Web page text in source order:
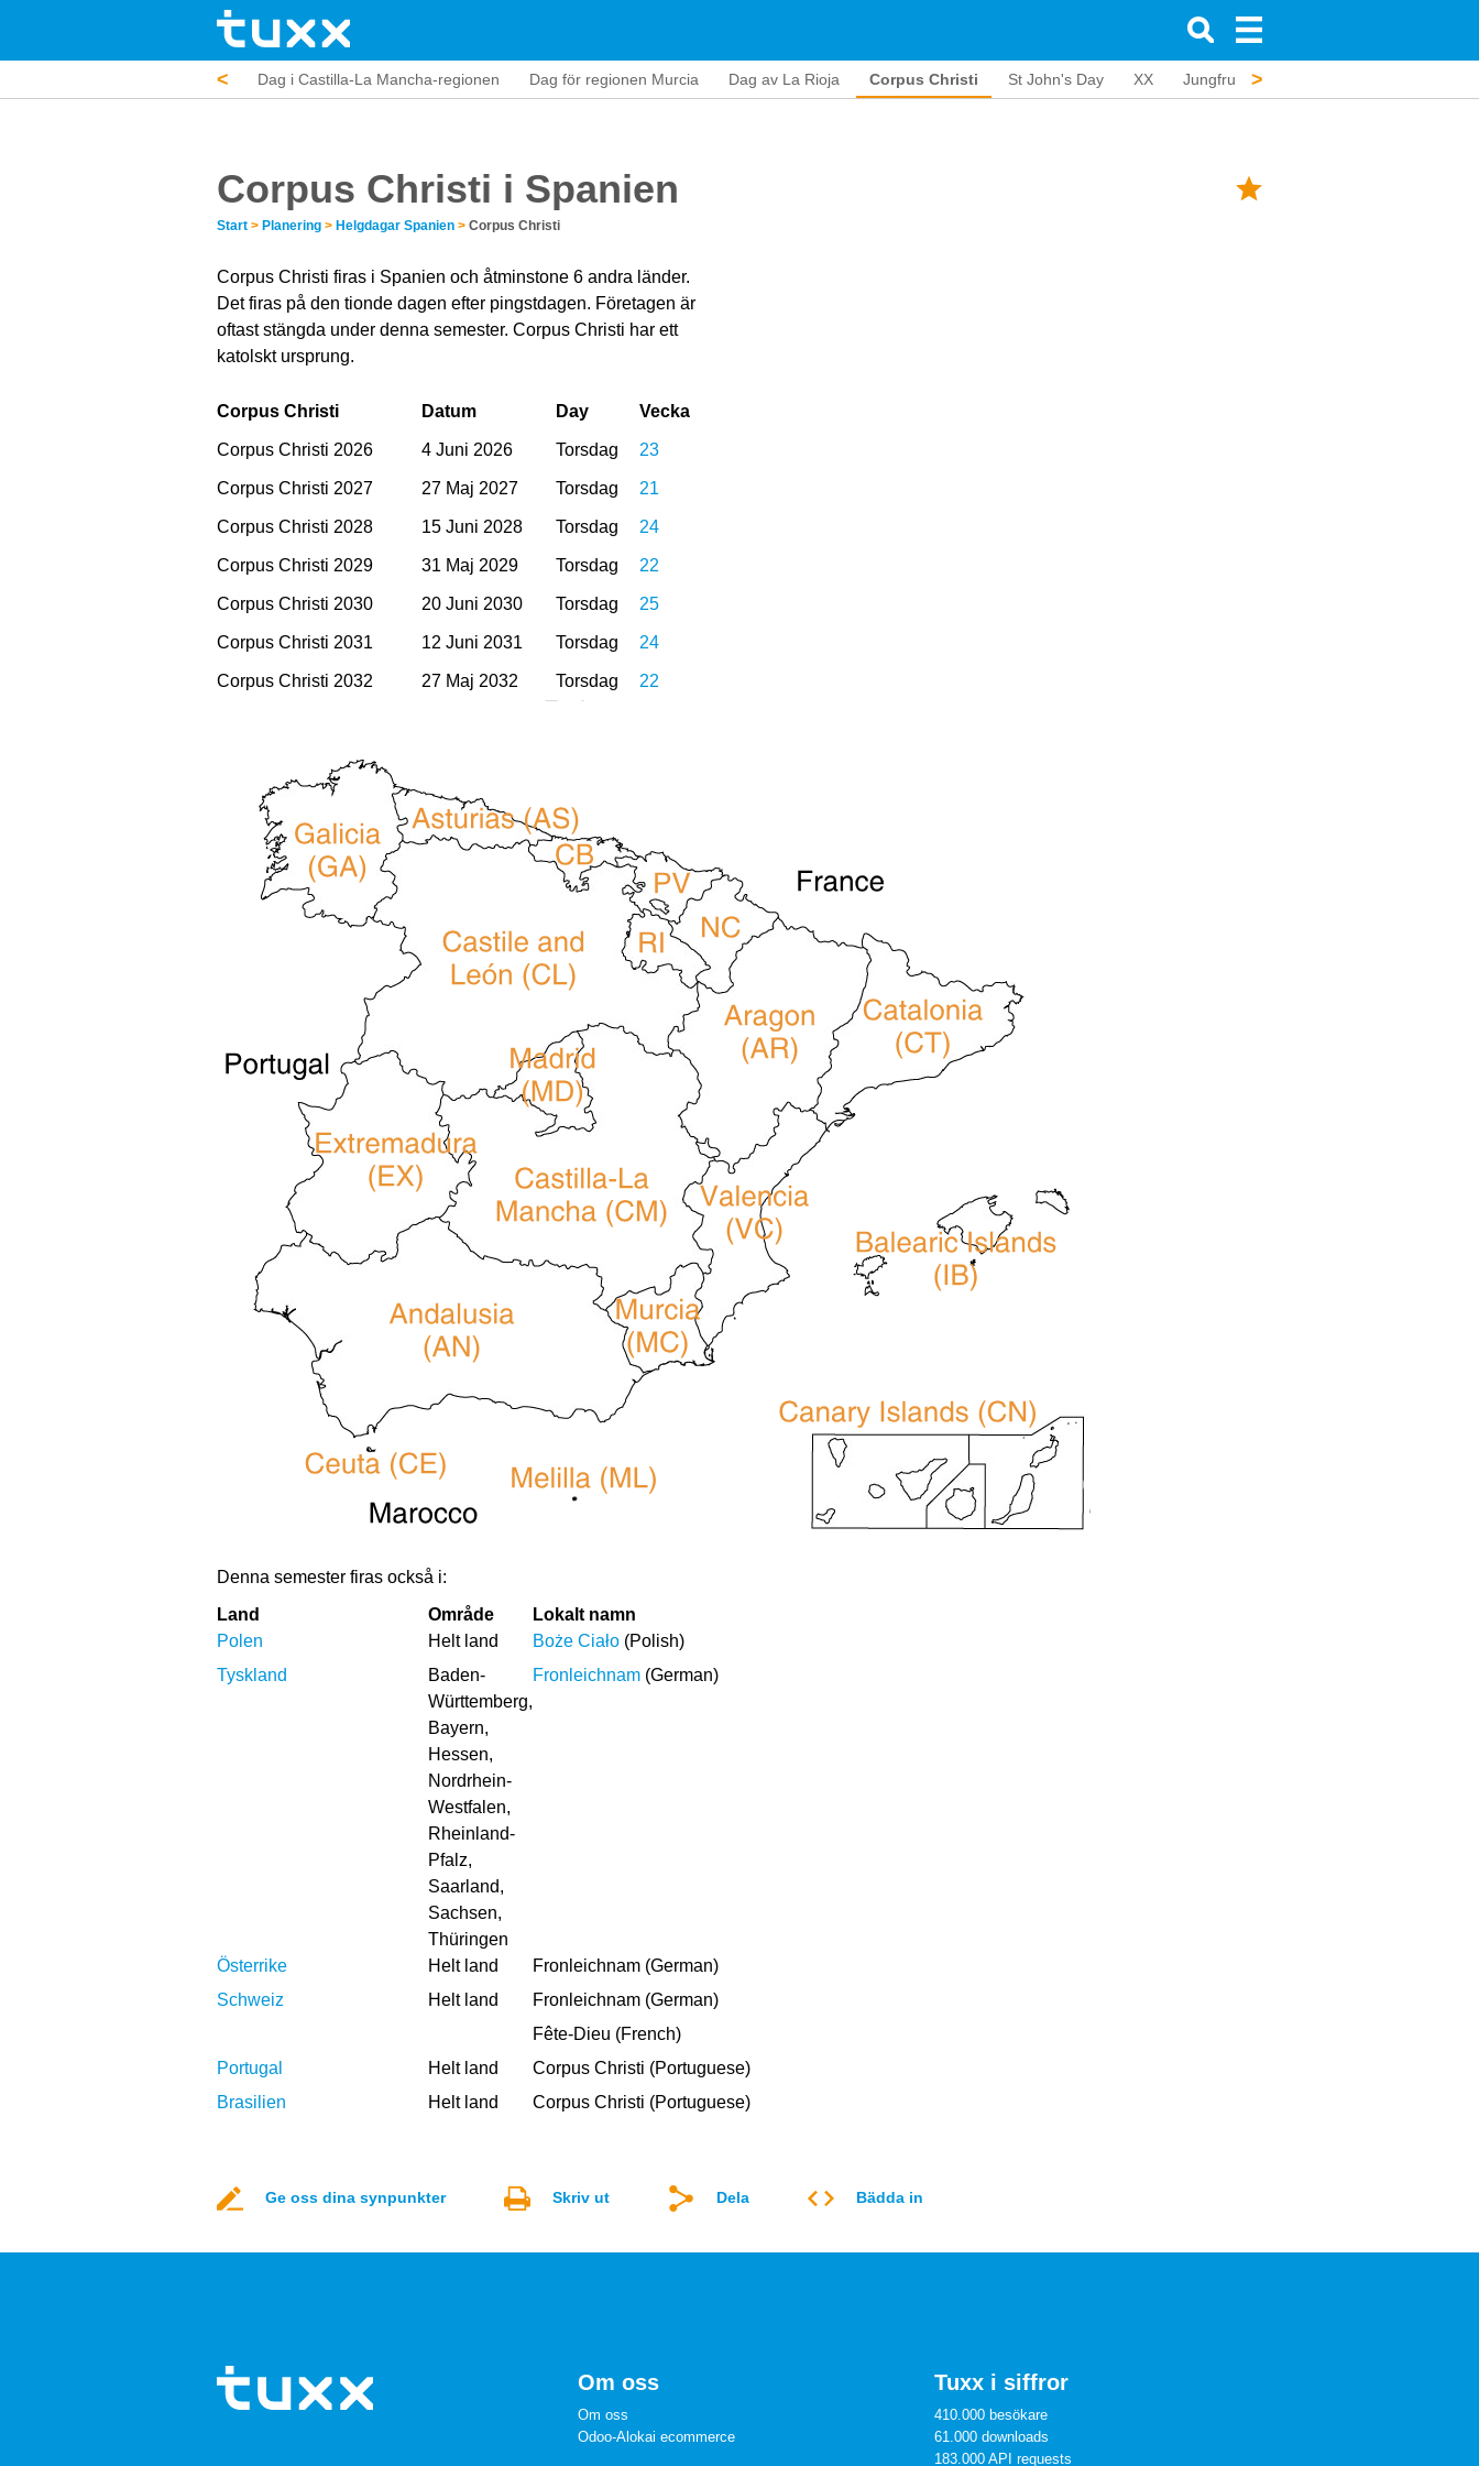
<
Kanarieöarna Dag Dag i Castilla-La Mancha-regionen Dag för regionen Murcia Dag av La Rioja Corpus Christi St John's Day XX Jungfru Marie himmelsfärd
>
Corpus Christi i Spanien
Start > Planering > Helgdagar Spanien > Corpus Christi
Corpus Christi firas i Spanien och åtminstone 6 andra länder.
Det firas på den tionde dagen efter pingstdagen. Företagen är
oftast stängda under denna semester. Corpus Christi har ett
katolskt ursprung.
Corpus Christi Datum Day Vecka
Corpus Christi 2026 4 Juni 2026 Torsdag 23
Corpus Christi 2027 27 Maj 2027 Torsdag 21
Corpus Christi 2028 15 Juni 2028 Torsdag 24
Corpus Christi 2029 31 Maj 2029 Torsdag 22
Corpus Christi 2030 20 Juni 2030 Torsdag 25
Corpus Christi 2031 12 Juni 2031 Torsdag 24
Corpus Christi 2032 27 Maj 2032 Torsdag 22
Denna semester firas också i:
Land
Område
Lokalt namn
Polen
Helt land Boże Ciało (Polish)
Tyskland
Baden-
Württemberg,
Bayern,
Hessen,
Nordrhein-
Westfalen,
Rheinland-
Pfalz,
Saarland,
Sachsen,
Thüringen
Fronleichnam (German)
Österrike Helt land
Fronleichnam (German)
Schweiz
Helt land
Fronleichnam (German)
Fête-Dieu (French)
Portugal
Helt land
Corpus Christi (Portuguese)
Brasilien
Helt land Corpus Christi (Portuguese)
Ge oss dina synpunkter Skriv ut Dela Bädda in
Om oss
Om oss
Odoo-Alokai ecommerce
Tuxx i siffror
410.000 besökare
61.000 downloads
183.000 API requests